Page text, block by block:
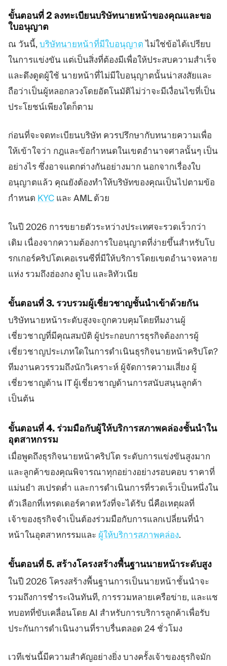
ขั้นตอนที่ 2 ลงทะเบียนบริษัทนายหน้าของคุณและขอ
ใบอนุญาต
ณ วันนี้, บริษัทนายหน้าที่มีใบอนุญาตไม่ใช่ข้อได้เปรียบ
ในการแข่งขัน แต่เป็นสิ่งที่ต้องมีเพื่อให้ประสบความสำเร็จ
และดึงดูดผู้ใช้ นายหน้าที่ไม่มีใบอนุญาตนั้นน่าสงสัยและ
ถือว่าเป็นผู้หลอกลวงโดยอัตโนมัติไม่ว่าจะมีเงื่อนไขที่เป็น
ประโยชน์เพียงใดก็ตาม
ก่อนที่จะจดทะเบียนบริษัท ควรปรึกษากับทนายความเพื่อ
ให้เข้าใจว่า กฎและข้อกำหนดในเขตอำนาจศาลนั้นๆ เป็น
อย่างไร ซึ่งอาจแตกต่างกันอย่างมาก นอกจากเรื่องใบ
อนุญาตแล้ว คุณยังต้องทำให้บริษัทของคุณเป็นไปตามข้อ
กำหนด KYC และ AML ด้วย
ในปี 2026 การขยายตัวระหว่างประเทศจะรวดเร็วกว่า
เดิม เนื่องจากความต้องการใบอนุญาตที่ง่ายขึ้นสำหรับโบ
รกเกอร์คริปโตเคอเรนซีที่มีให้บริการโดยเขตอำนาจหลาย
แห่ง รวมถึงฮ่องกง ดูไบ และลิทัวเนีย
ขั้นตอนที่ 3. รวบรวมผู้เชี่ยวชาญชั้นนำเข้าด้วยกัน
บริษัทนายหน้าระดับสูงจะถูกควบคุมโดยทีมงานผู้
เชี่ยวชาญที่มีคุณสมบัติ ผู้ประกอบการธุรกิจต้องการผู้
เชี่ยวชาญประเภทใดในการดำเนินธุรกิจนายหน้าคริปโต?
ทีมงานควรรวมถึงนักวิเคราะห์ ผู้จัดการความเสี่ยง ผู้
เชี่ยวชาญด้าน IT ผู้เชี่ยวชาญด้านการสนับสนุนลูกค้า
เป็นต้น
ขั้นตอนที่ 4. ร่วมมือกับผู้ให้บริการสภาพคล่องชั้นนำใน
อุตสาหกรรม
เมื่อพูดถึงธุรกิจนายหน้าคริปโต ระดับการแข่งขันสูงมาก
และลูกค้าของคุณพิจารณาทุกอย่างอย่างรอบคอบ ราคาที่
แม่นยำ สเปรดต่ำ และการดำเนินการที่รวดเร็วเป็นหนึ่งใน
ตัวเลือกที่เทรดเดอร์คาดหวังที่จะได้รับ นี่คือเหตุผลที่
เจ้าของธุรกิจจำเป็นต้องร่วมมือกับการแลกเปลี่ยนที่นำ
หน้าในอุตสาหกรรมและ ผู้ให้บริการสภาพคล่อง.
ขั้นตอนที่ 5. สร้างโครงสร้างพื้นฐานนายหน้าระดับสูง
ในปี 2026 โครงสร้างพื้นฐานการเป็นนายหน้าชั้นนำจะ
รวมถึงการชำระเงินทันที, การรวมหลายเครือข่าย, และแช
ทบอทที่ขับเคลื่อนโดย AI สำหรับการบริการลูกค้าเพื่อรับ
ประกันการดำเนินงานที่ราบรื่นตลอด 24 ชั่วโมง
เวทีเช่นนี้มีความสำคัญอย่างยิ่ง บางครั้งเจ้าของธุรกิจมัก